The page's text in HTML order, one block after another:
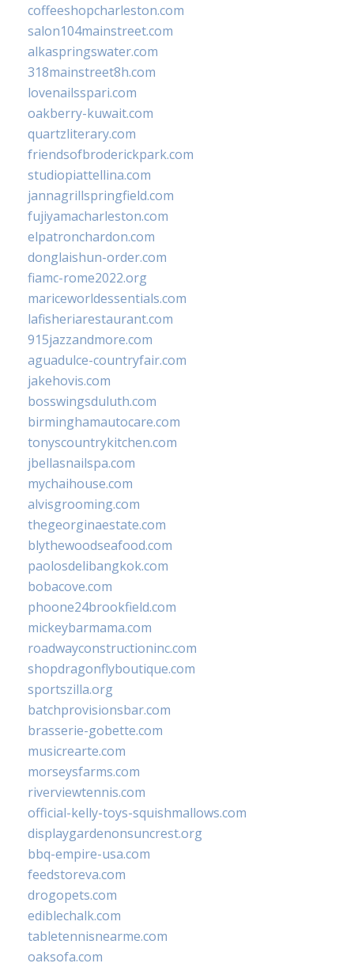
coffeeshopcharleston.com
salon104mainstreet.com
alkaspringswater.com
318mainstreet8h.com
lovenailsspari.com
oakberry-kuwait.com
quartzliterary.com
friendsofbroderickpark.com
studiopiattellina.com
jannagrillspringfield.com
fujiyamacharleston.com
elpatronchardon.com
donglaishun-order.com
fiamc-rome2022.org
mariceworldessentials.com
lafisheriarestaurant.com
915jazzandmore.com
aguadulce-countryfair.com
jakehovis.com
bosswingsduluth.com
birminghamautocare.com
tonyscountrykitchen.com
jbellasnailspa.com
mychaihouse.com
alvisgrooming.com
thegeorginaestate.com
blythewoodseafood.com
paolosdelibangkok.com
bobacove.com
phoone24brookfield.com
mickeybarmama.com
roadwayconstructioninc.com
shopdragonflyboutique.com
sportszilla.org
batchprovisionsbar.com
brasserie-gobette.com
musicrearte.com
morseysfarms.com
riverviewtennis.com
official-kelly-toys-squishmallows.com
displaygardenonsuncrest.org
bbq-empire-usa.com
feedstoreva.com
drogopets.com
ediblechalk.com
tabletennisnearme.com
oaksofa.com